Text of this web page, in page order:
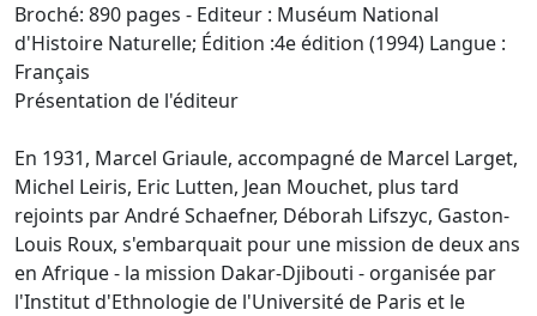
Broché: 890 pages - Editeur : Muséum National
d'Histoire Naturelle; Édition :4e édition (1994) Langue :
Français
Présentation de l'éditeur
En 1931, Marcel Griaule, accompagné de Marcel Larget,
Michel Leiris, Eric Lutten, Jean Mouchet, plus tard
rejoints par André Schaefner, Déborah Lifszyc, Gaston-
Louis Roux, s'embarquait pour une mission de deux ans
en Afrique - la mission Dakar-Djibouti - organisée par
l'Institut d'Ethnologie de l'Université de Paris et le